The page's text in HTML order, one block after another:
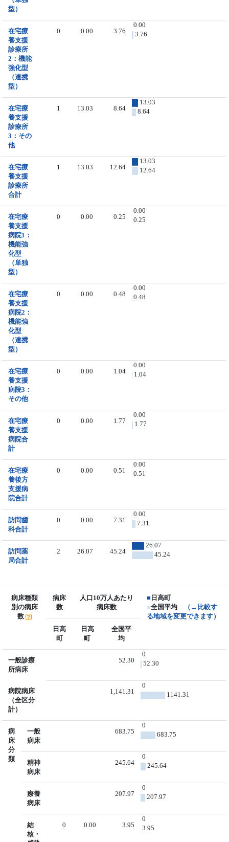
型）
在宅療
養支援
診療所
2：機能
強化型
（連携
型）
0 0.00 3.76
0.00
3.76
在宅療
養支援
診療所
3：その
他
1 13.03 8.64
13.03
8.64
在宅療
養支援
診療所
合計
1 13.03 12.64
13.03
12.64
在宅療
養支援
病院1：
機能強
化型
（単独
型）
0 0.00 0.25
0.00
0.25
在宅療
養支援
病院2：
機能強
化型
（連携
型）
0 0.00 0.48
0.00
0.48
在宅療
養支援
病院3：
その他
0 0.00 1.04
0.00
1.04
在宅療
養支援
病院合
計
0 0.00 1.77
0.00
1.77
在宅療
養後方
支援病
院合計
0 0.00 0.51
0.00
0.51
訪問歯
科合計
0 0.00 7.31
0.00
7.31
訪問薬
局合計
2 26.07 45.24
26.07
45.24
病床種類
別の病床
数
病床
数
人口10万人あたり
病床数
■ 日高町
■全国平均
（→比較す
る地域を変更できます）
日高
町
日高
町
全国平
均
一般診療
所病床
52.30
0
52.30
病院病床
（全区分
計）
1,141.31
0
1141.31
病
床
分
類
一般
病床
683.75
0
683.75
精神
病床
245.64
0
245.64
療養
病床
207.97
0
207.97
結
核・
0 0.00 3.95
0
3.95